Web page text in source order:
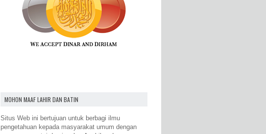
MOHON MAAF LAHIR DAN BATIN
Situs Web ini bertujuan untuk berbagi ilmu
pengetahuan kepada masyarakat umum dengan